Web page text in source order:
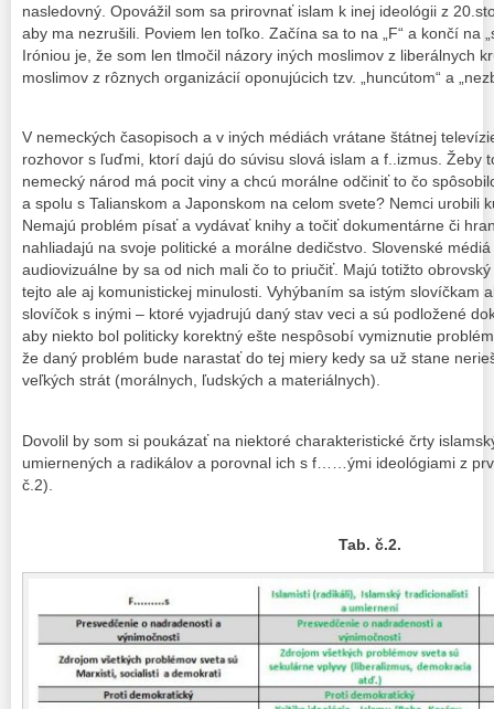
nasledovný. Opovážil som sa prirovnať islam k inej ideológii z
aby ma nezrušili. Poviem len toľko. Začína sa to na „F“ a končí na
Iróniou je, že som len tlmočil názory iných moslimov z liberálnych
moslimov z rôznych organizácií oponujúcich tzv. „huncútom“ a
V nemeckých časopisoch a v iných médiách vrátane štátnej
rozhovor s ľuďmi, ktorí dajú do súvisu slová islam a f..izmus. Žeby
nemecký národ má pocit viny a chcú morálne odčiniť to čo
a spolu s Talianskom a Japonskom na celom svete? Nemci urobili
Nemajú problém písať a vydávať knihy a točiť dokumentárne či
nahliadajú na svoje politické a morálne dedičstvo. Slovenské
audiovizuálne by sa od nich mali čo to priučiť. Majú totižto
tejto ale aj komunistickej minulosti. Vyhýbaním sa istým slovíčkam
slovíčok s inými – ktoré vyjadrujú daný stav veci a sú podložené
aby niekto bol politicky korektný ešte nespôsobí vymiznutie
že daný problém bude narastať do tej miery kedy sa už stane
veľkých strát (morálnych, ľudských a materiálnych).
Dovolil by som si poukázať na niektoré charakteristické črty
umiernených a radikálov a porovnal ich s f……ými ideológiami z
č.2).
Tab. č.2.